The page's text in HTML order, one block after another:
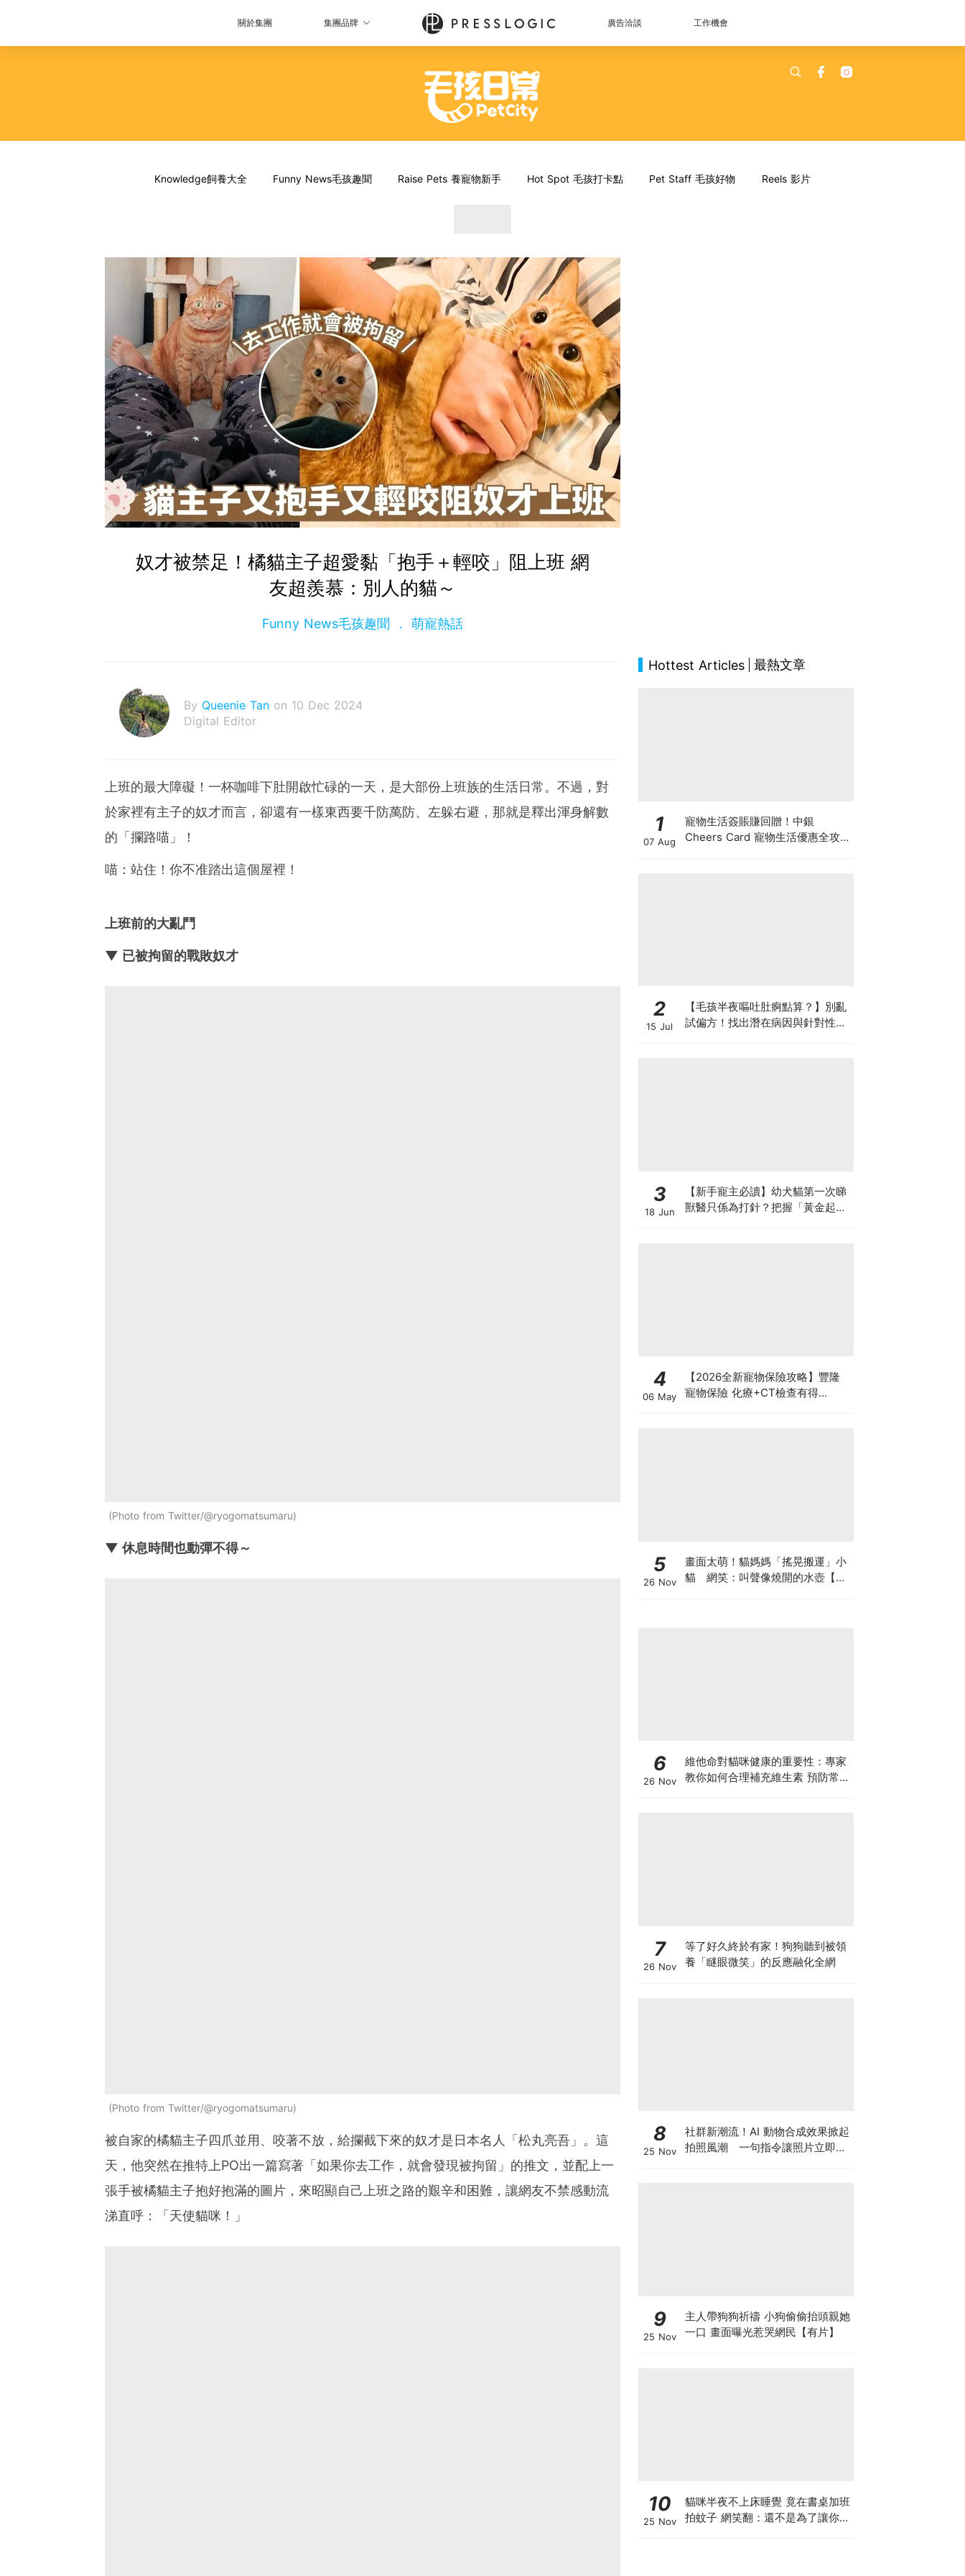
關於集團 集團品牌 廣告洽談 工作機會
Knowledge飼養大全 Funny News毛孩趣聞 Raise Pets 養寵物新手 Hot Spot 毛孩打卡點 Pet Staff 毛孩好物 Reels 影片
奴才被禁足！橘貓主子超愛黏「抱手＋輕咬」阻上班 網
友超羨慕：別人的貓～
Funny News毛孩趣聞 萌寵熱話
By Queenie Tan on 10 Dec 2024
Digital Editor
上班的最大障礙！一杯咖啡下肚開啟忙碌的一天，是大部份上班族的生活日常。不過，對
於家裡有主子的奴才而言，卻還有一樣東西要千防萬防、左躲右避，那就是釋出渾身解數
的「攔路喵」！
喵：站住！你不准踏出這個屋裡！
上班前的大亂鬥
▼ 已被拘留的戰敗奴才
Photo from Twitter/@ryogomatsumaru
▼ 休息時間也動彈不得～
Photo from Twitter/@ryogomatsumaru
被自家的橘貓主子四爪並用、咬著不放，給攔截下來的奴才是日本名人「松丸亮吾」。這
天，他突然在推特上PO出一篇寫著「如果你去工作，就會發現被拘留」的推文，並配上一
張手被橘貓主子抱好抱滿的圖片，來昭顯自己上班之路的艱辛和困難，讓網友不禁感動流
涕直呼：「天使貓咪！」
Hottest Articles 最熱文章
1
07 Aug
寵物生活簽賬賺回贈！中銀
Cheers Card 寵物生活優惠全攻
2
15 Jul
【毛孩半夜嘔吐肚痾點算？】別亂
試偏方！找出潛在病因與針對性營
3
18 Jun
【新手寵主必讀】幼犬貓第一次睇
獸醫只係為打針？把握「黃金起跑
4
06 May
【2026全新寵物保險攻略】豐隆
寵物保險 化療+CT檢查有得
5
26 Nov
畫面太萌！貓媽媽「搖晃搬運」小
貓 網笑：叫聲像燒開的水壺【有
6
26 Nov
維他命對貓咪健康的重要性：專家
教你如何合理補充維生素 預防常見
7
26 Nov
等了好久終於有家！狗狗聽到被領
養「瞇眼微笑」的反應融化全網
8
25 Nov
社群新潮流！AI 動物合成效果掀起
拍照風潮 一句指令讓照片立即升
9
25 Nov
主人帶狗狗祈禱 小狗偷偷抬頭親她
一口 畫面曝光惹哭網民【有片】
10
25 Nov
貓咪半夜不上床睡覺 竟在書桌加班
拍蚊子 網笑翻：還不是為了讓你睡